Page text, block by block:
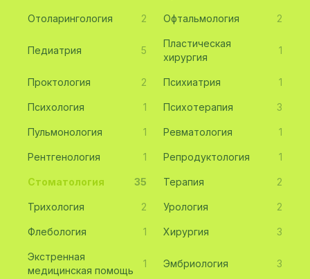
Отоларингология 2 Офтальмология 2
Педиатрия 5
Пластическая
хирургия
1
Проктология 2 Психиатрия 1
Психология 1 Психотерапия 3
Пульмонология 1 Ревматология 1
Рентгенология 1 Репродуктология 1
Стоматология 35 Терапия 2
Трихология 2 Урология 2
Флебология 1 Хирургия 3
Экстренная
медицинская помощь
1 Эмбриология 3